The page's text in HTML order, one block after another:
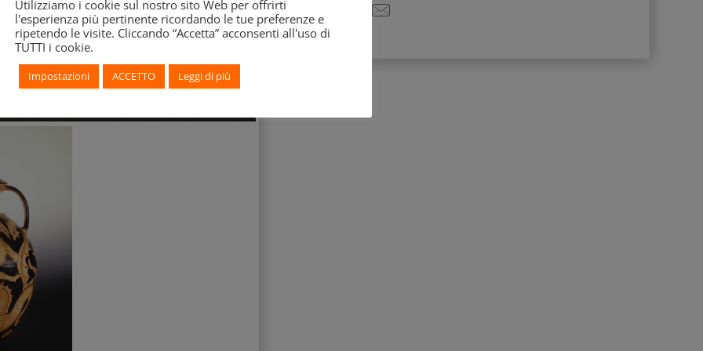
Utilizziamo i cookie sul nostro sito Web per offrirti
l'esperienza più pertinente ricordando le tue preferenze e
ripetendo le visite. Cliccando “Accetta” acconsenti all'uso di
TUTTI i cookie.
Impostazioni ACCETTO Leggi di più